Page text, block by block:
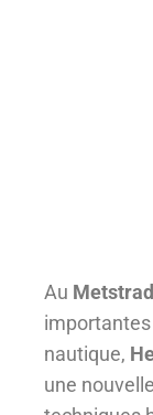
Au
importantes
nautique,
une